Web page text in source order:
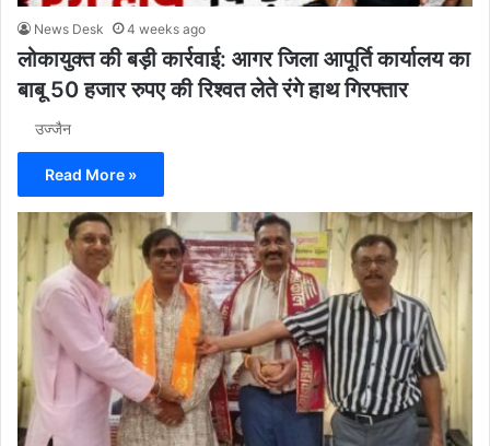
News Desk 4 weeks ago
लोकायुक्त की बड़ी कार्रवाई: आगर जिला आपूर्ति कार्यालय का
बाबू 50 हजार रुपए की रिश्वत लेते रंगे हाथ गिरफ्तार
उज्जैन
Read More »